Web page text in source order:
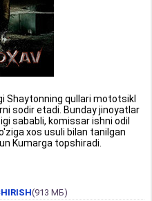
Shaytonning qullari mototsikl
sodir etadi. Bunday jinoyatlar
sababli, komissar ishni odil
xos usuli bilan tanilgan
Kumarga topshiradi.
(913 МБ)